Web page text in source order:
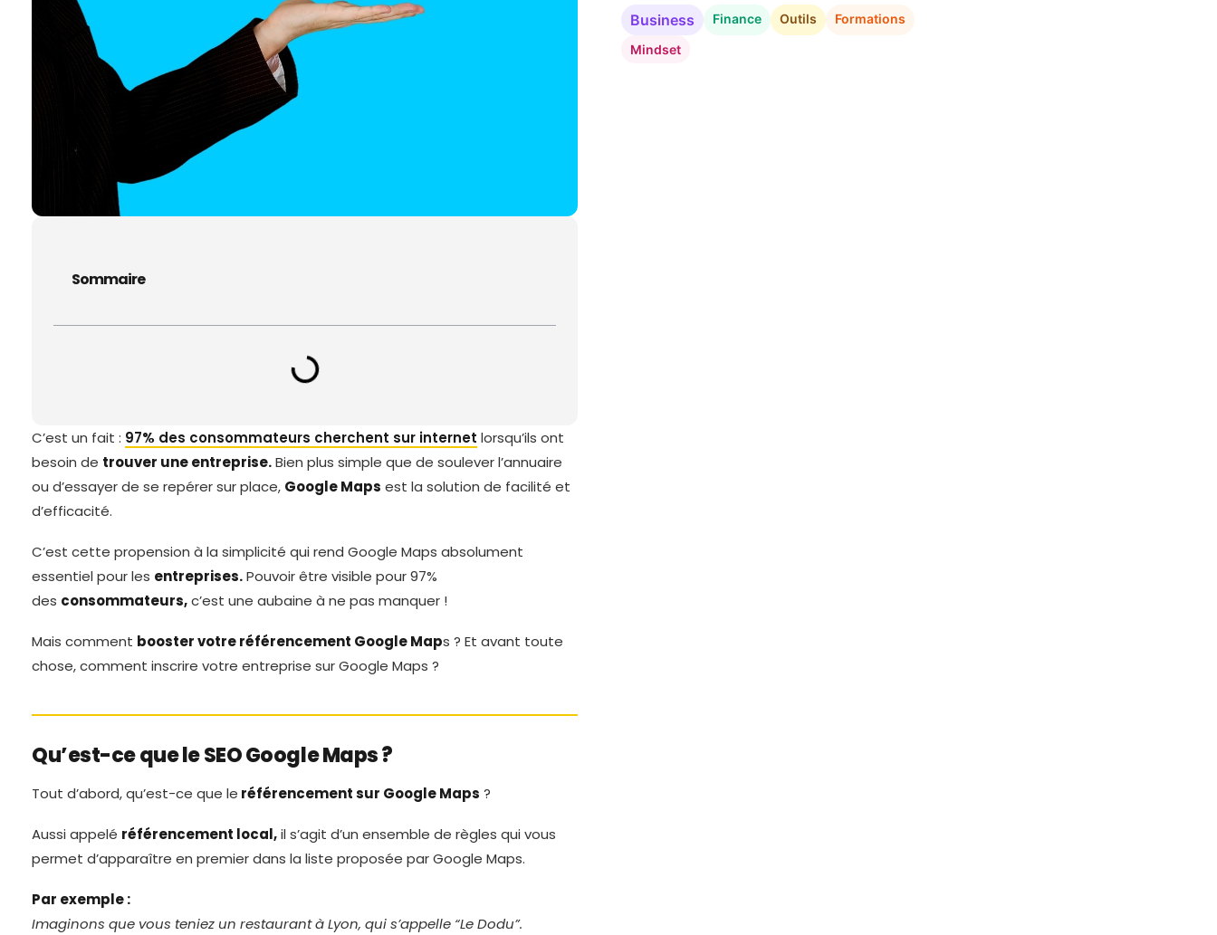
Sommaire
C’est un fait : 97% des consommateurs cherchent sur internet lorsqu’ils ont
besoin de trouver une entreprise.Bien plus simple que de soulever l’annuaire
ou d’essayer de se repérer sur place, Google Maps est la solution de facilité et
d’efficacité.
C’est cette propension à la simplicité qui rend Google Maps absolument
essentiel pour les entreprises.Pouvoir être visible pour 97%
des consommateurs,c’est une aubaine à ne pas manquer !
Mais comment booster votre référencement Google Maps ? Et avant toute
chose, comment inscrire votre entreprise sur Google Maps ?
Qu’est-ce que le SEO Google Maps ?
Tout d’abord, qu’est-ce que le référencement sur Google Maps ?
Aussi appelé référencement local,il s’agit d’un ensemble de règles qui vous
permet d’apparaître en premier dans la liste proposée par Google Maps.
Par exemple :
Imaginons que vous teniez un restaurant à Lyon, qui s’appelle “Le Dodu”.
Business Finance Outils
Formations
Mindset